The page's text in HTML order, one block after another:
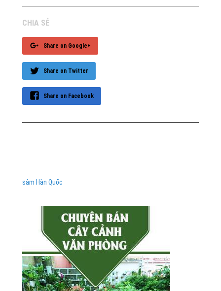
CHIA SẺ
Share on Google+
Share on Twitter
Share on Facebook
sâm Hàn Quốc